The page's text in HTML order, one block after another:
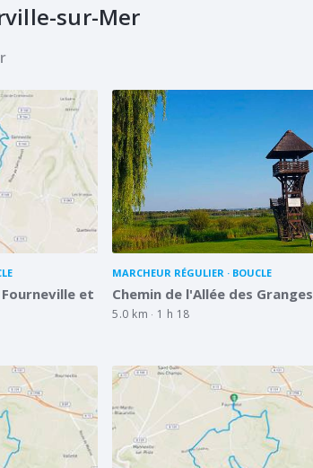
sur-Mer
et
MARCHEUR RÉGULIER BOUCLE
Chemin de l'Allée des Granges
5.0 km 1 h 18